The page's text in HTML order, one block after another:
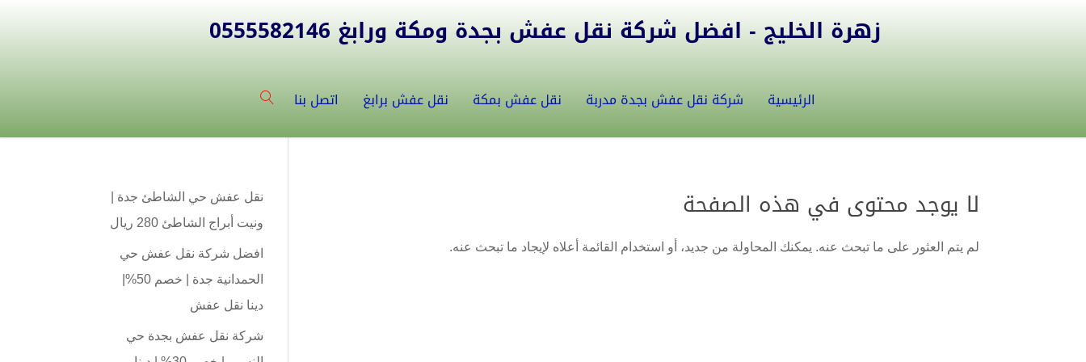
زهرة الخليج - افضل شركة نقل عفش بجدة ومكة ورابغ 0555582146
الرئيسية شركة نقل عفش بجدة مدربة نقل عفش بمكة نقل عفش برابغ اتصل بنا
لا يوجد محتوى في هذه الصفحة
لم يتم العثور على ما تبحث عنه. يمكنك المحاولة من جديد، أو استخدام القائمة أعلاه لإيجاد ما تبحث عنه.
نقل عفش حي الشاطئ جدة |
ونيت أبراج الشاطئ 280 ريال
افضل شركة نقل عفش حي
الحمدانية جدة | خصم 50%|
دينا نقل عفش
شركة نقل عفش بجدة حي